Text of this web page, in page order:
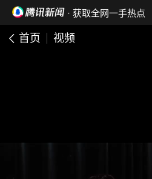
· 获取全网一手热点
首页 视频